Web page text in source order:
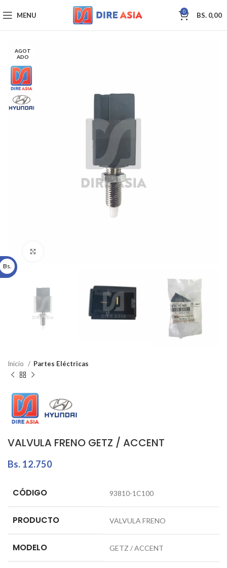
MENU 0 BS. 0,00
AGOT
ADO
Inicio Partes Eléctricas
VALVULA FRENO GETZ / ACCENT
Bs. 12.750
CÓDIGO 93810-1C100
PRODUCTO VALVULA FRENO
MODELO GETZ / ACCENT
Bs.